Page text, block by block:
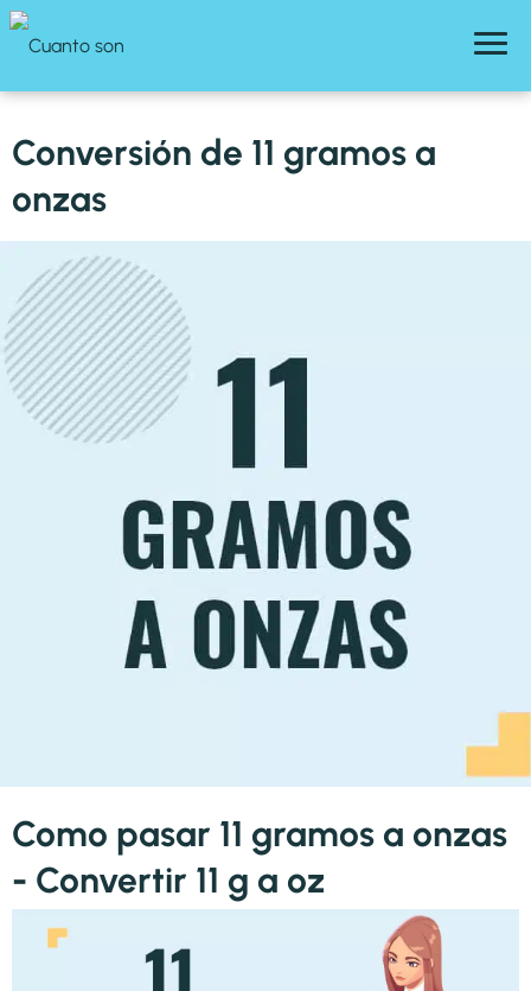
Conversión de 11 gramos a
onzas
Como pasar 11 gramos a onzas
- Convertir 11 g a oz